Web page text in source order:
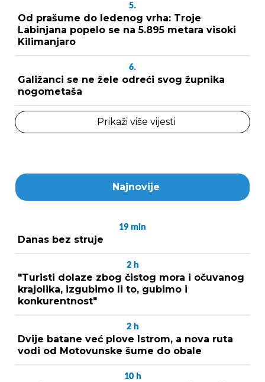
5.
Od prašume do ledenog vrha: Troje
Labinjana popelo se na 5.895 metara visoki
Kilimanjaro
6.
Galižanci se ne žele odreći svog župnika
nogometaša
Prikaži više vijesti
Najnovije
19 min
Danas bez struje
2 h
"Turisti dolaze zbog čistog mora i očuvanog
krajolika, izgubimo li to, gubimo i
konkurentnost"
2 h
Dvije batane već plove Istrom, a nova ruta
vodi od Motovunske šume do obale
10 h